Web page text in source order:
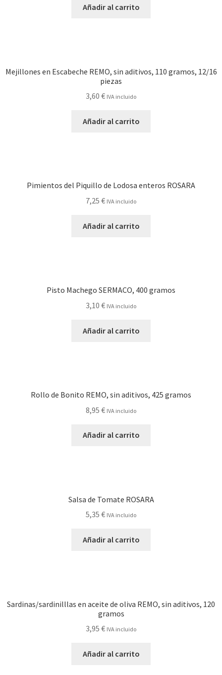
Añadir al carrito
Mejillones en Escabeche REMO, sin aditivos, 110 gramos, 12/16
piezas
3,60 € IVA incluido
Añadir al carrito
Pimientos del Piquillo de Lodosa enteros ROSARA
7,25 € IVA incluido
Añadir al carrito
Pisto Machego SERMACO, 400 gramos
3,10 € IVA incluido
Añadir al carrito
Rollo de Bonito REMO, sin aditivos, 425 gramos
8,95 € IVA incluido
Añadir al carrito
Salsa de Tomate ROSARA
5,35 € IVA incluido
Añadir al carrito
Sardinas/sardinilllas en aceite de oliva REMO, sin aditivos, 120
gramos
3,95 € IVA incluido
Añadir al carrito